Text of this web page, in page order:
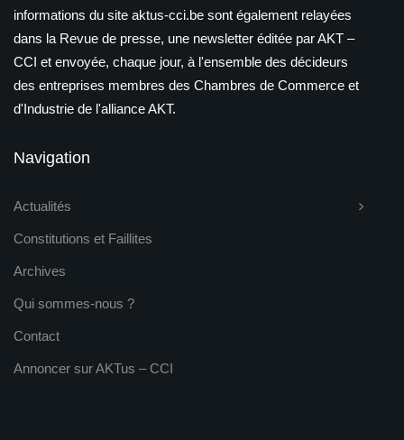
informations du site aktus-cci.be sont également relayées
dans la Revue de presse, une newsletter éditée par AKT –
CCI et envoyée, chaque jour, à l'ensemble des décideurs
des entreprises membres des Chambres de Commerce et
d'Industrie de l'alliance AKT.
Navigation
Actualités
Constitutions et Faillites
Archives
Qui sommes-nous ?
Contact
Annoncer sur AKTus – CCI